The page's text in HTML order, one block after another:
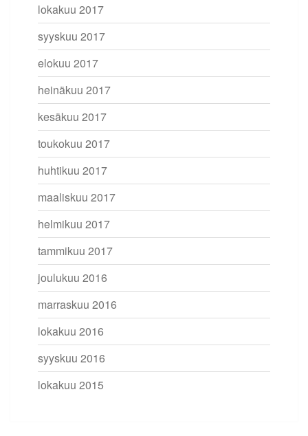
lokakuu 2017
syyskuu 2017
elokuu 2017
heinäkuu 2017
kesäkuu 2017
toukokuu 2017
huhtikuu 2017
maaliskuu 2017
helmikuu 2017
tammikuu 2017
joulukuu 2016
marraskuu 2016
lokakuu 2016
syyskuu 2016
lokakuu 2015